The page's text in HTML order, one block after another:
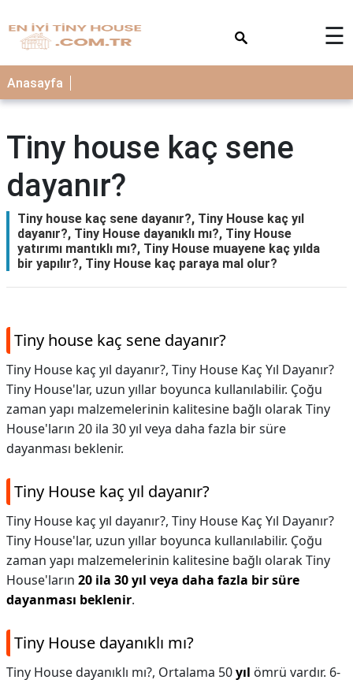
☰
Anasayfa
Tiny house kaç sene
dayanır?
Tiny house kaç sene dayanır?, Tiny House kaç yıl
dayanır?, Tiny House dayanıklı mı?, Tiny House
yatırımı mantıklı mı?, Tiny House muayene kaç yılda
bir yapılır?, Tiny House kaç paraya mal olur?
Tiny house kaç sene dayanır?
Tiny House kaç yıl dayanır?, Tiny House Kaç Yıl Dayanır?
Tiny House'lar, uzun yıllar boyunca kullanılabilir. Çoğu
zaman yapı malzemelerinin kalitesine bağlı olarak Tiny
House'ların 20 ila 30 yıl veya daha fazla bir süre
dayanması beklenir.
Tiny House kaç yıl dayanır?
Tiny House kaç yıl dayanır?, Tiny House Kaç Yıl Dayanır?
Tiny House'lar, uzun yıllar boyunca kullanılabilir. Çoğu
zaman yapı malzemelerinin kalitesine bağlı olarak Tiny
House'ların 20 ila 30 yıl veya daha fazla bir süre
dayanması beklenir.
Tiny House dayanıklı mı?
Tiny House dayanıklı mı?, Ortalama 50yıl ömrü vardır. 6-